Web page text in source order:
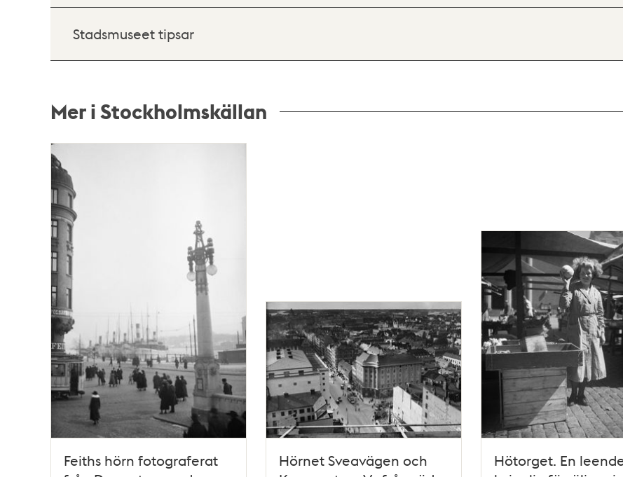
Stadsmuseet tipsar
Mer i Stockholmskällan
Relaterade
poster
och
teman
Feiths hörn fotograferat
Hörnet Sveavägen och
Hötorget. En